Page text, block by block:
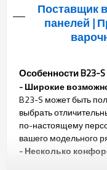
Поставщик
панелей |
Особенности B23-S
- Широкие
B23-S может быть
выбрать
по-настоящему
вашего модельного
- Несколько
четырьмя